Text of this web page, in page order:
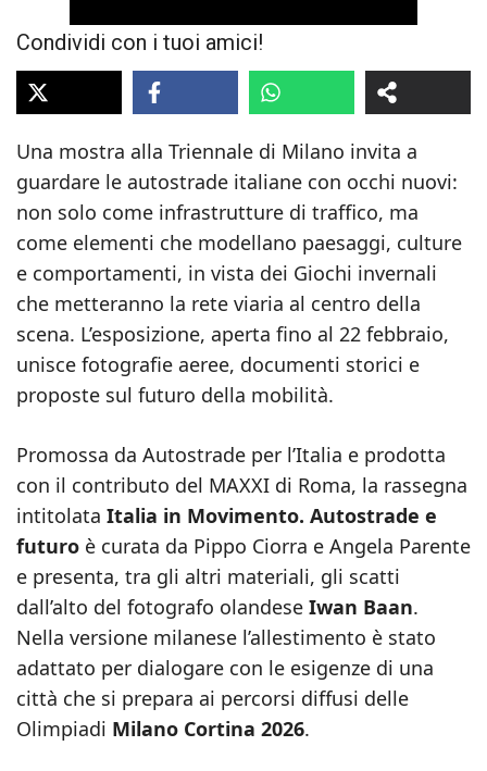
Condividi con i tuoi amici!
Una mostra alla Triennale di Milano invita a
guardare le autostrade italiane con occhi nuovi:
non solo come infrastrutture di traffico, ma
come elementi che modellano paesaggi, culture
e comportamenti, in vista dei Giochi invernali
che metteranno la rete viaria al centro della
scena. L’esposizione, aperta fino al 22 febbraio,
unisce fotografie aeree, documenti storici e
proposte sul futuro della mobilità.
Promossa da Autostrade per l’Italia e prodotta
con il contributo del MAXXI di Roma, la rassegna
intitolata Italia in Movimento. Autostrade e
futuro è curata da Pippo Ciorra e Angela Parente
e presenta, tra gli altri materiali, gli scatti
dall’alto del fotografo olandese Iwan Baan.
Nella versione milanese l’allestimento è stato
adattato per dialogare con le esigenze di una
città che si prepara ai percorsi diffusi delle
Olimpiadi Milano Cortina 2026.